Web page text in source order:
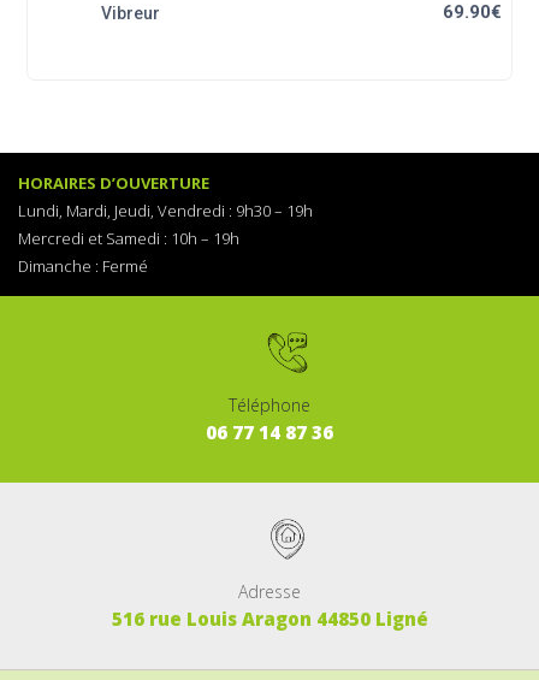
Vibreur 69.90€
HORAIRES D’OUVERTURE
Lundi, Mardi, Jeudi, Vendredi : 9h30 – 19h
Mercredi et Samedi : 10h – 19h
Dimanche : Fermé
Téléphone
06 77 14 87 36
Adresse
516 rue Louis Aragon 44850 Ligné